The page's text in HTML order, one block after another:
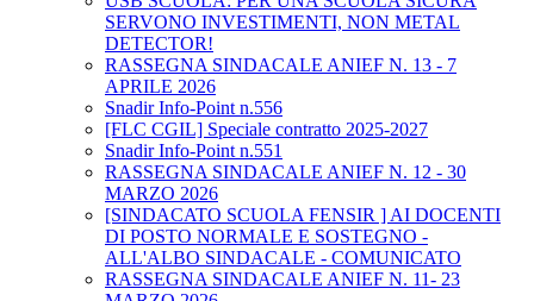
SERVONO INVESTIMENTI, NON METAL
DETECTOR!
RASSEGNA SINDACALE ANIEF N. 13 - 7
APRILE 2026
Snadir Info-Point n.556
[FLC CGIL] Speciale contratto 2025-2027
Snadir Info-Point n.551
RASSEGNA SINDACALE ANIEF N. 12 - 30
MARZO 2026
[SINDACATO SCUOLA FENSIR ] AI DOCENTI
DI POSTO NORMALE E SOSTEGNO -
ALL'ALBO SINDACALE - COMUNICATO
RASSEGNA SINDACALE ANIEF N. 11- 23